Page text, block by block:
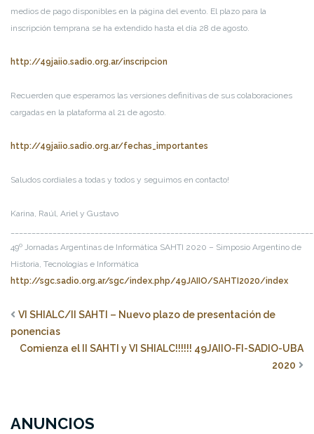
medios de pago disponibles en la página del evento. El plazo para la
inscripción temprana se ha extendido hasta el día 28 de agosto.
http://49jaiio.sadio.org.ar/inscripcion
Recuerden que esperamos las versiones definitivas de sus colaboraciones
cargadas en la plataforma al 21 de agosto.
http://49jaiio.sadio.org.ar/fechas_importantes
Saludos cordiales a todas y todos y seguimos en contacto!
Karina, Raúl, Ariel y Gustavo
49º Jornadas Argentinas de Informática SAHTI 2020 – Simposio Argentino de
Historia, Tecnologías e Informática
http://sgc.sadio.org.ar/sgc/index.php/49JAIIO/SAHTI2020/index
VI SHIALC/II SAHTI – Nuevo plazo de presentación de
ponencias
Comienza el II SAHTI y VI SHIALC!!!!!! 49JAIIO-FI-SADIO-UBA
2020
ANUNCIOS